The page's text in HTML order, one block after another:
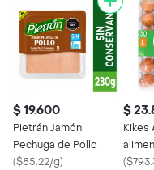
$ 19.600
Pietrán Jamón
Pechuga de Pollo
($85.22/g)
$
Kikes
Rojos
(